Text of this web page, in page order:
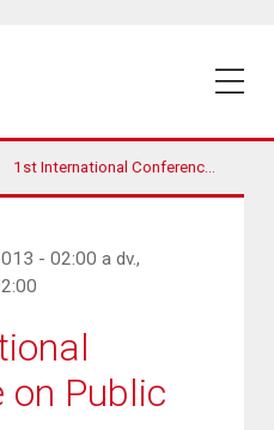
1st International Conference On Public Policy
- 02:00 a dv.,
on Public